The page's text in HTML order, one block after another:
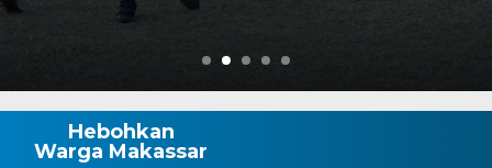
Hebohkan
Warga Makassar